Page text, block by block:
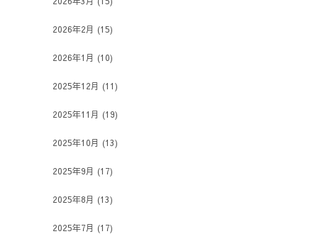
2026年2月 (15)
2026年1月 (10)
2025年12月 (11)
2025年11月 (19)
2025年10月 (13)
2025年9月 (17)
2025年8月 (13)
2025年7月 (17)